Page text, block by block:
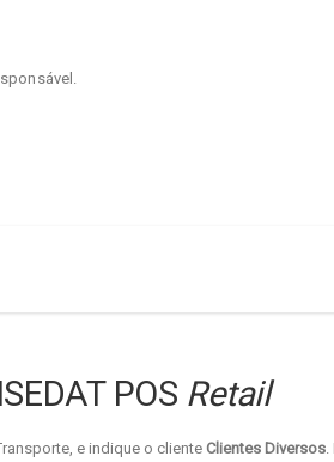
POS Retail
e indique o cliente Clientes Diversos.